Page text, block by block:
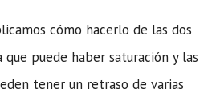
cómo hacerlo de las dos
que puede haber saturación y las
tener un retraso de varias